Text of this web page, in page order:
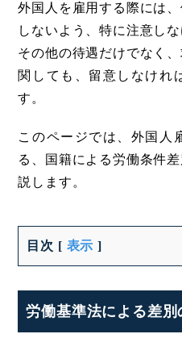
外国人を雇用する際には
しないよう、特に注意し
その他の待遇だけでなく
関しても、留意しなけれ
す。
このページでは、外国人
る、国籍による労働条件
説します。
目次 [ 表示 ]
労働基準法による差別